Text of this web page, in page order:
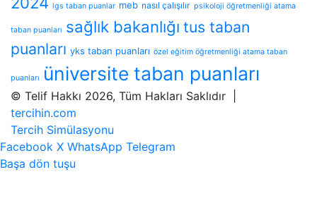
lgs taban puanlar meb nasıl çalışılır psikoloji öğretmenliği atama
taban puanları sağlık bakanlığı tus taban
puanları yks taban puanları özel eğitim öğretmenliği atama taban
puanları üniversite taban puanları
© Telif Hakkı 2026, Tüm Hakları Saklıdır |
tercihin.com
Tercih Simülasyonu
Facebook X WhatsApp Telegram
Başa dön tuşu